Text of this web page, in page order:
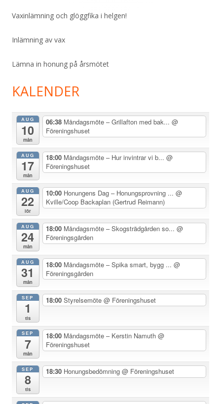
Vaxinlämning och glöggfika i helgen!
Inlämning av vax
Lämna in honung på årsmötet
KALENDER
AUG
10
mån
06:38 Måndagsmöte – Grillafton med bak... @
Föreningshuset
AUG
17
mån
18:00 Måndagsmöte – Hur invintrar vi b... @
Föreningshuset
AUG
22
lör
10:00 Honungens Dag – Honungsprovning ... @
Kville/Coop Backaplan (Gertrud Reimann)
AUG
24
mån
18:00 Måndagsmöte – Skogsträdgården so... @
Föreningsgården
AUG
31
mån
18:00 Måndagsmöte – Spika smart, bygg ... @
Föreningsgården
SEP
1
tis
18:00 Styrelsemöte @ Föreningshuset
SEP
7
mån
18:00 Måndagsmöte – Kerstin Namuth @
Föreningshuset
SEP
8
tis
18:30 Honungsbedömning @ Föreningshuset